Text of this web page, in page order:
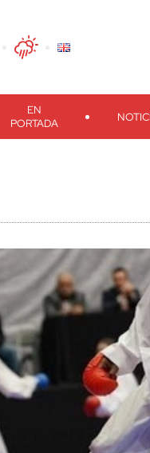
TwitterFacebook
Threads
Instagram
EN
PORTADA